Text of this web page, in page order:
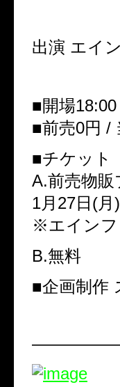
出演 エイ
■開場
■前売0円 /
■チケット
A.前売物販
1月27日(月)
※エインフ
B.無料
■企画制作